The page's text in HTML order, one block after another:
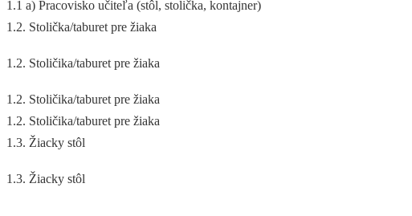
1.1 a) Pracovisko učiteľa (stôl, stolička, kontajner)
1.2. Stolička/taburet pre žiaka
1.2. Stoličika/taburet pre žiaka
1.2. Stoličika/taburet pre žiaka
1.2. Stoličika/taburet pre žiaka
1.3. Žiacky stôl
1.3. Žiacky stôl